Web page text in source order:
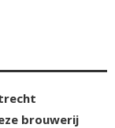
brouwerij